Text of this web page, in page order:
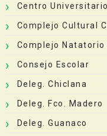
Centro
Complejo Cultural
Complejo Natatorio
Consejo Escolar
Deleg. Chiclana
Deleg. Fco. Madero
Deleg. Guanaco